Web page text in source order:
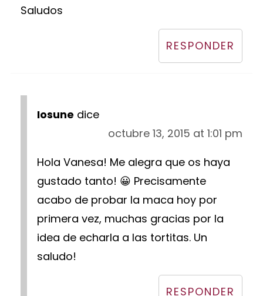
Saludos
RESPONDER
Iosune dice
octubre 13, 2015 at 1:01 pm
Hola Vanesa! Me alegra que os haya
gustado tanto! 😀 Precisamente
acabo de probar la maca hoy por
primera vez, muchas gracias por la
idea de echarla a las tortitas. Un
saludo!
RESPONDER